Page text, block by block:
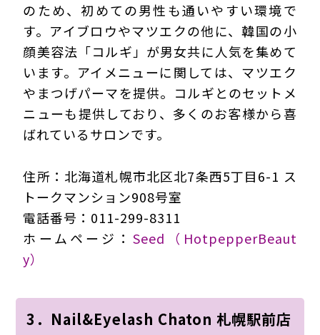
のため、初めての男性も通いやすい環境で
す。アイブロウやマツエクの他に、韓国の小
顔美容法「コルギ」が男女共に人気を集めて
います。アイメニューに関しては、マツエク
やまつげパーマを提供。コルギとのセットメ
ニューも提供しており、多くのお客様から喜
ばれているサロンです。
住所：北海道札幌市北区北7条西5丁目6-1 ス
トークマンション908号室
電話番号：011-299-8311
ホームページ：Seed（HotpepperBeaut
y）
3．Nail&Eyelash Chaton 札幌駅前店